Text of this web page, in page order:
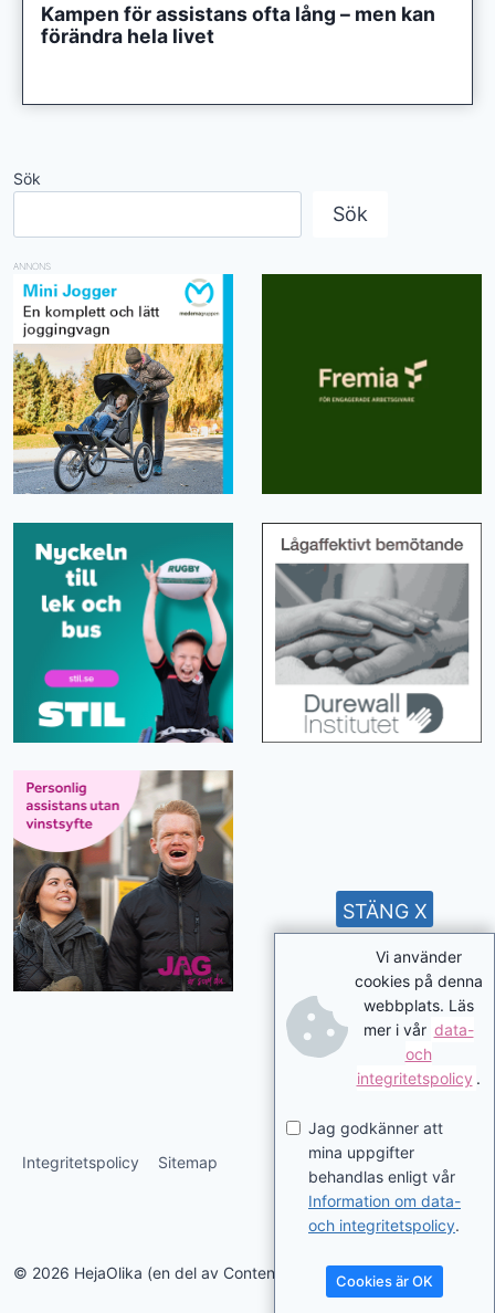
Kampen för assistans ofta lång – men kan
förändra hela livet
Sök
Sök
ANNONS
Integritetspolicy Sitemap
© 2026 HejaOlika (en del av Contentverkstan.se)
Vi använder
cookies på denna
webbplats. Läs
mer i vår data-
och
integritetspolicy .
Jag godkänner att
mina uppgifter
behandlas enligt vår
Information om data-
och integritetspolicy.
Cookies är OK
STÄNG X